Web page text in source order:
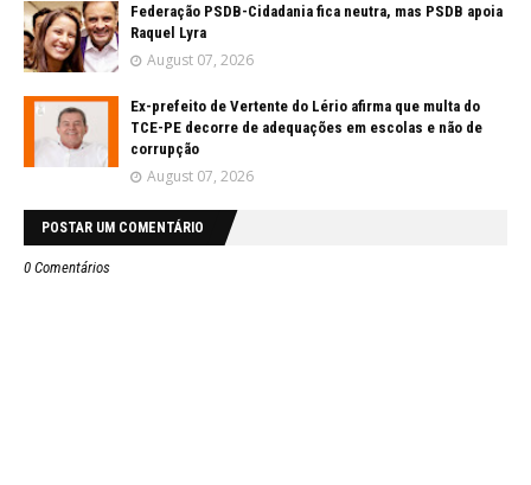
Federação PSDB-Cidadania fica neutra, mas PSDB apoia
Raquel Lyra
August 07, 2026
Ex-prefeito de Vertente do Lério afirma que multa do
TCE-PE decorre de adequações em escolas e não de
corrupção
August 07, 2026
POSTAR UM COMENTÁRIO
0 Comentários